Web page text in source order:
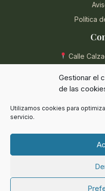
Gestionar el
de las
Utilizamos cookies para
servicio.
Política
Calle
© 2024 Herbolario